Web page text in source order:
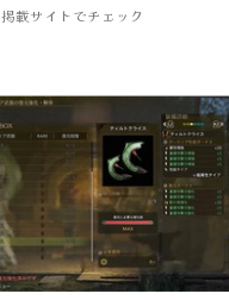
掲載サイトでチェック